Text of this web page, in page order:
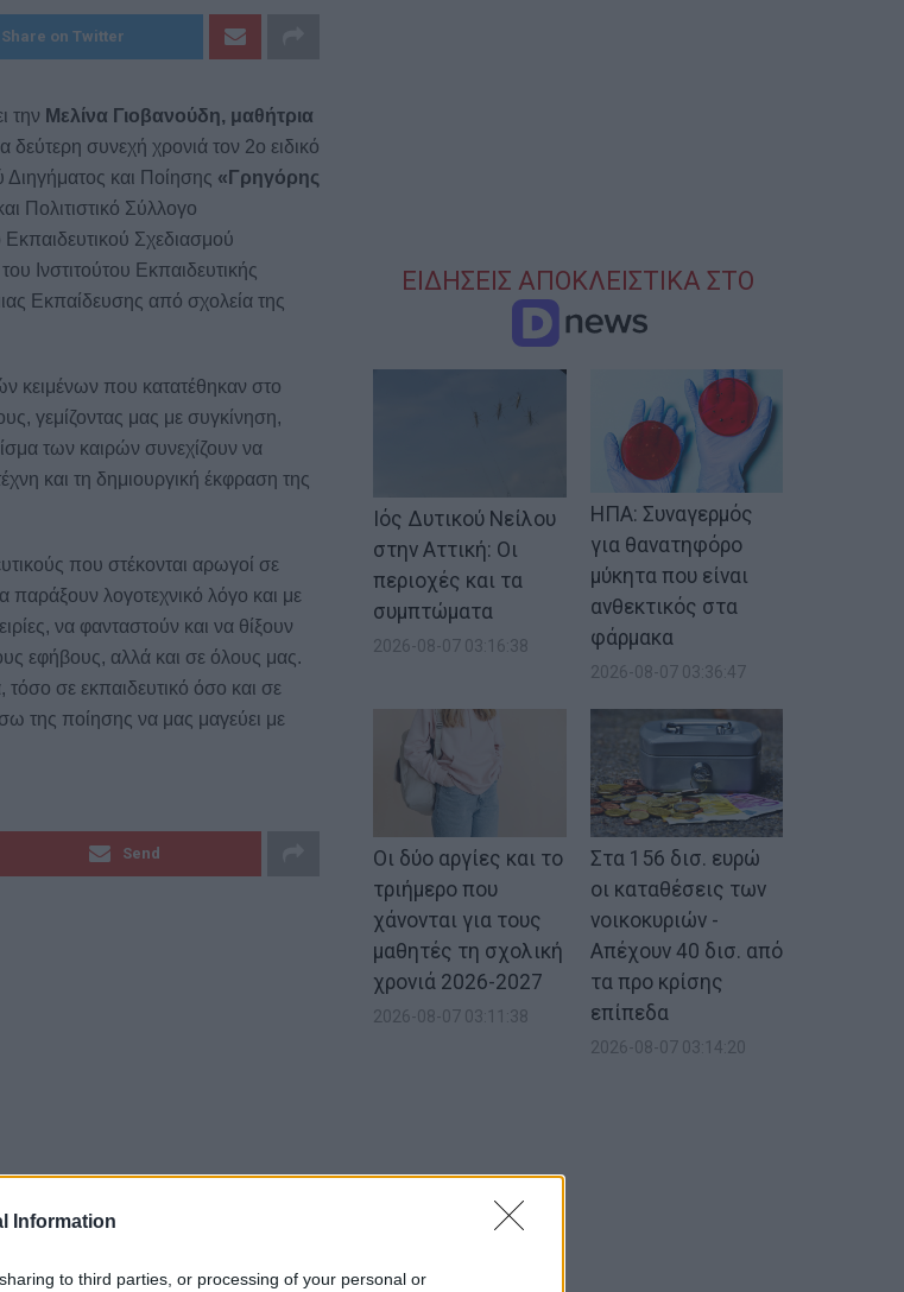
Information
to third parties, or processing of your personal or
Share on Twitter
την Μελίνα Γιοβανούδη, μαθήτρια
συνεχή χρονιά τον 2ο ειδικό
και Ποίησης «Γρηγόρης
Πολιτιστικό Σύλλογο
Σχεδιασμού
Ινστιτούτου Εκπαιδευτικής
Εκπαίδευσης από σχολεία της
κειμένων που κατατέθηκαν στο
γεμίζοντας μας με συγκίνηση,
των καιρών συνεχίζουν να
και τη δημιουργική έκφραση της
που στέκονται αρωγοί σε
παράξουν λογοτεχνικό λόγο και με
να φανταστούν και να θίξουν
εφήβους, αλλά και σε όλους μας.
τόσο σε εκπαιδευτικό όσο και σε
της ποίησης να μας μαγεύει με
Send
ΕΙΔΗΣΕΙΣ ΑΠΟΚΛΕΙΣΤΙΚΑ ΣΤΟ
Ιός Δυτικού Νείλου
στην Αττική: Οι
περιοχές και τα
συμπτώματα
2026-08-07 03:16:38
ΗΠΑ: Συναγερμός
για θανατηφόρο
μύκητα που είναι
ανθεκτικός στα
φάρμακα
2026-08-07 03:36:47
Οι δύο αργίες και το
τριήμερο που
χάνονται για τους
μαθητές τη σχολική
χρονιά 2026-2027
2026-08-07 03:11:38
Στα 156 δισ. ευρώ
οι καταθέσεις των
νοικοκυριών -
Απέχουν 40 δισ. από
τα προ κρίσης
επίπεδα
2026-08-07 03:14:20